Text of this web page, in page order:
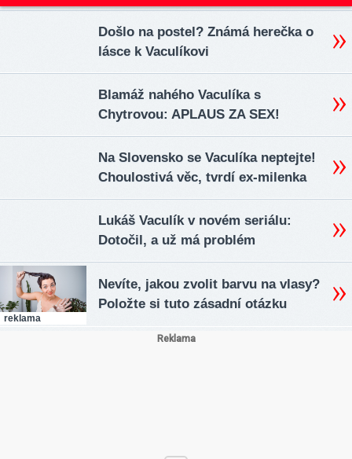
Došlo na postel? Známá herečka o
lásce k Vaculíkovi
Blamáž nahého Vaculíka s
Chytrovou: APLAUS ZA SEX!
Na Slovensko se Vaculíka neptejte!
Choulostivá věc, tvrdí ex-milenka
Lukáš Vaculík v novém seriálu:
Dotočil, a už má problém
reklama
Nevíte, jakou zvolit barvu na vlasy?
Položte si tuto zásadní otázku